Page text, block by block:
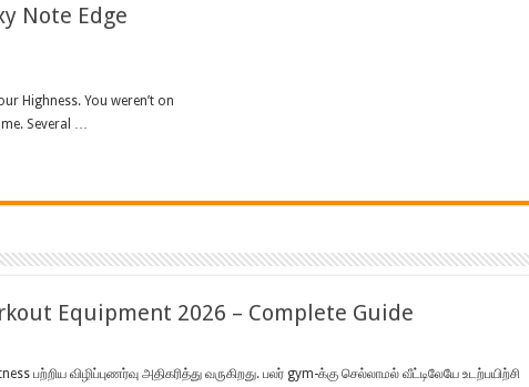
Note Edge
Highness. You weren’t on
Several …
Equipment 2026 – Complete Guide
பற்றிய விழிப்புணர்வு அதிகரித்து வருகிறது. பலர் gym-க்கு செல்லாமல் வீட்டிலேயே உடற்பயிற்சி